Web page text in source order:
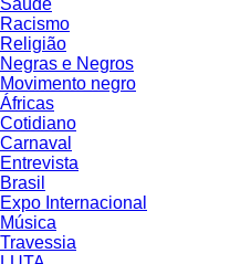
Saúde
Racismo
Religião
Negras e Negros
Movimento negro
Áfricas
Cotidiano
Carnaval
Entrevista
Brasil
Expo Internacional
Música
Travessia